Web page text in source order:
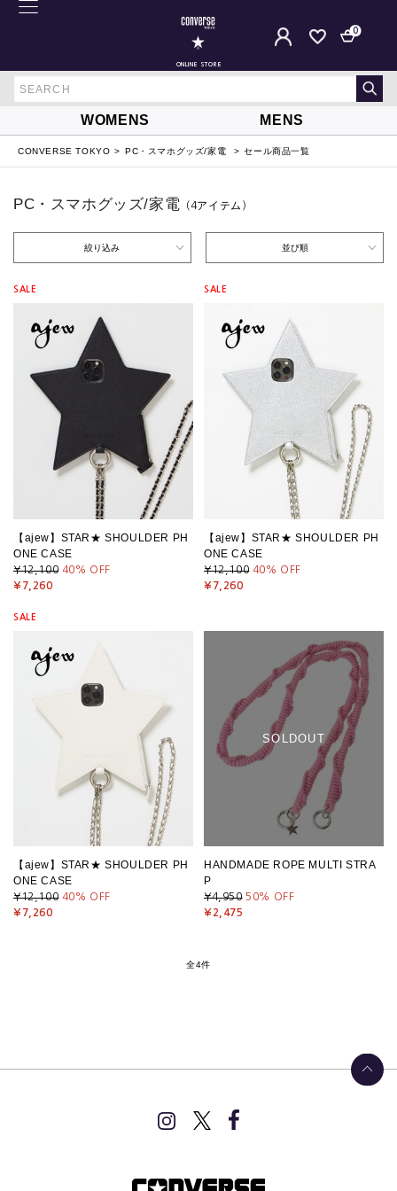
ONLINE STORE
0
WOMENS MENS
CONVERSE TOKYO PC・スマホグッズ/家電 セール商品一覧
PC・スマホグッズ/家電 （4アイテム ）
絞り込み 並び順
SALE
【ajew】STAR★ SHOULDER PH
ONE CASE
¥12,100 40% OFF
¥7,260
SALE
【ajew】STAR★ SHOULDER PH
ONE CASE
¥12,100 40% OFF
¥7,260
SALE
【ajew】STAR★ SHOULDER PH
ONE CASE
¥12,100 40% OFF
¥7,260
SOLDOUT
HANDMADE ROPE MULTI STRA
P
¥4,950 50% OFF
¥2,475
全4件